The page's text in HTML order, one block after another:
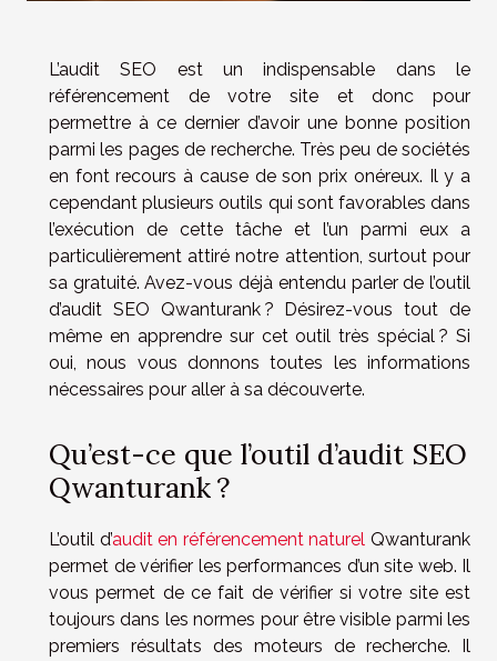
L’audit SEO est un indispensable dans le
référencement de votre site et donc pour
permettre à ce dernier d’avoir une bonne position
parmi les pages de recherche. Très peu de sociétés
en font recours à cause de son prix onéreux. Il y a
cependant plusieurs outils qui sont favorables dans
l’exécution de cette tâche et l’un parmi eux a
particulièrement attiré notre attention, surtout pour
sa gratuité. Avez-vous déjà entendu parler de l’outil
d’audit SEO Qwanturank ? Désirez-vous tout de
même en apprendre sur cet outil très spécial ? Si
oui, nous vous donnons toutes les informations
nécessaires pour aller à sa découverte.
Qu’est-ce que l’outil d’audit SEO
Qwanturank ?
L’outil d’audit en référencement naturel Qwanturank
permet de vérifier les performances d’un site web. Il
vous permet de ce fait de vérifier si votre site est
toujours dans les normes pour être visible parmi les
premiers résultats des moteurs de recherche. Il